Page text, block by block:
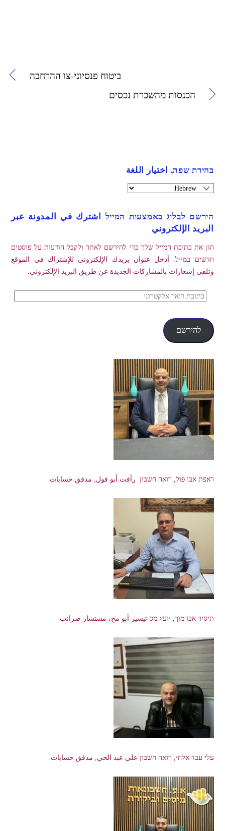
ביטוח פנסיוני-צו ההרחבה
הכנסות מהשכרת נכסים
בחירת שפה, اختيار اللغة
הירשם לבלוג באמצעות המייל اشترك في المدونة عبر
البريد الإلكتروني
הזן את כתובת המייל שלך כדי להירשם לאתר ולקבל הודעות על פוסטים
חדשים במייל. أدخل عنوان بريدك الإلكتروني للإشتراك في الموقع
وتلقي إشعارات بالمشاركات الجديدة عن طريق البريد الإلكتروني.
כתובת
אלקטרוני
להירשם
ראפת אבו פול, רואה חשבון رأفت أبو فول, مدقق حسابات
תיסיר אבו מוך, יועץ מס تيسير أبو مخ، مستشار ضرائب
עלי עבד אלחי, רואה חשבון علي عبد الحي, مدقق حسابات